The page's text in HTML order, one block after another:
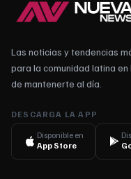
Las noticias y tendencias
para la comunidad latina
de mantenerte al día.
DESCARGA LA APP
Disponible en
App Store